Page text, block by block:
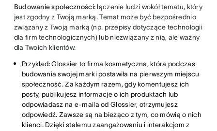
Budowanie społeczności:łączenie ludzi wokół tematu, który
jest zgodny z Twoją marką. Temat może być bezpośrednio
związany z Twoją marką (np. przepisy dotyczące technologii
dla firm technologicznych) lub niezwiązany z nią, ale ważny
dla Twoich klientów.
Przykład:Glossier to firma kosmetyczna, która podczas
budowania swojej marki postawiła na pierwszym miejscu
społeczność. Za każdym razem, gdy komentujesz ich
posty, publikujesz informacje o ich produktach lub
odpowiadasz na e-maila od Glossier, otrzymujesz
odpowiedź. Zawsze są na bieżąco z tym, co mówią o nich
klienci. Dzięki stałemu zaangażowaniu i interakcjom z